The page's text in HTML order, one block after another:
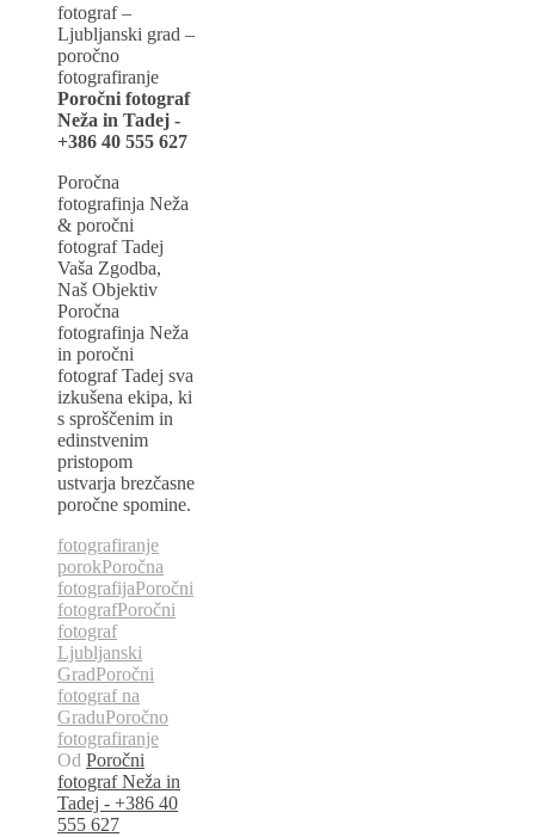
Poročni fotograf
Neža in Tadej -
+386 40 555 627
Poročna
fotografinja Neža
& poročni
fotograf Tadej
Vaša Zgodba,
Naš Objektiv
Poročna
fotografinja Neža
in poročni
fotograf Tadej sva
izkušena ekipa, ki
s sproščenim in
edinstvenim
pristopom
ustvarja brezčasne
poročne spomine.
fotografiranje
porokPoročna
fotografijaPoročni
fotografPoročni
fotograf
Ljubljanski
GradPoročni
fotograf na
GraduPoročno
fotografiranje
Od Poročni
fotograf Neža in
Tadej - +386 40
555 627